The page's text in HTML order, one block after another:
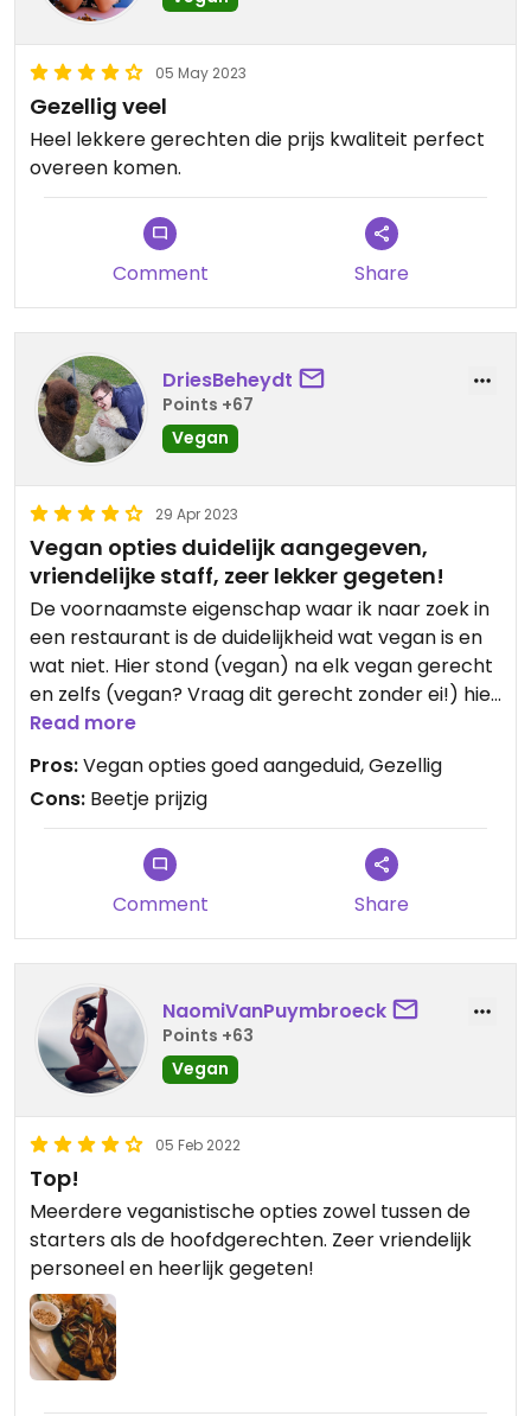
05 May 2023
Gezellig veel
Heel lekkere gerechten die prijs kwaliteit perfect
overeen komen.
Comment Share
DriesBeheydt
Points +67
Vegan
29 Apr 2023
Vegan opties duidelijk aangegeven,
vriendelijke staff, zeer lekker gegeten!
De voornaamste eigenschap waar ik naar zoek in
een restaurant is de duidelijkheid wat vegan is en
wat niet. Hier stond (vegan) na elk vegan gerecht
en zelfs (vegan? Vraag dit gerecht zonder ei!) hier
en daar. Ik nam een gele curry, zeker aan te
Read more
Pros:Vegan opties goed aangeduid, Gezellig
Cons: Beetje prijzig
Comment Share
NaomiVanPuymbroeck
Points +63
Vegan
05 Feb 2022
Top!
Meerdere veganistische opties zowel tussen de
starters als de hoofdgerechten. Zeer vriendelijk
personeel en heerlijk gegeten!